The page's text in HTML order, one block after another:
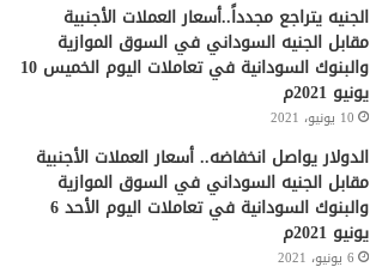
الجنيه يتراجع مجدداً..أسعار العملات الأجنبية
مقابل الجنيه السوداني في السوق الموازية
والبنوك السودانية في تعاملات اليوم الخميس 10
يونيو 2021م
10 يونيو، 2021
الدولار يواصل انخفاضه.. أسعار العملات الأجنبية
مقابل الجنيه السوداني في السوق الموازية
والبنوك السودانية في تعاملات اليوم الأحد 6
يونيو 2021م
6 يونيو، 2021